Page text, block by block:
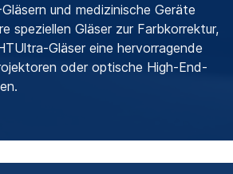
und medizinische Geräte
speziellen Gläser zur Farbkorrektur,
Gläser eine hervorragende
oder optische High-End-